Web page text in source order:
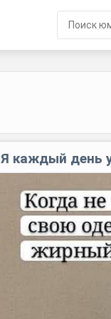
Я каждый день